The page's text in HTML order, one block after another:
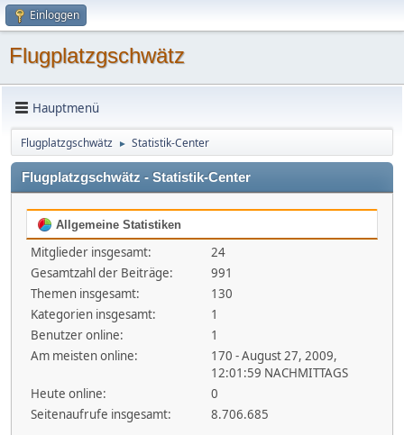
Einloggen
Flugplatzgschwätz
Hauptmenü
Flugplatzgschwätz ► Statistik-Center
Flugplatzgschwätz - Statistik-Center
Allgemeine Statistiken
Mitglieder insgesamt:
24
Gesamtzahl der Beiträge:
991
Themen insgesamt:
130
Kategorien insgesamt:
1
Benutzer online:
1
Am meisten online:
170 - August 27, 2009,
12:01:59 NACHMITTAGS
Heute online:
0
Seitenaufrufe insgesamt:
8.706.685